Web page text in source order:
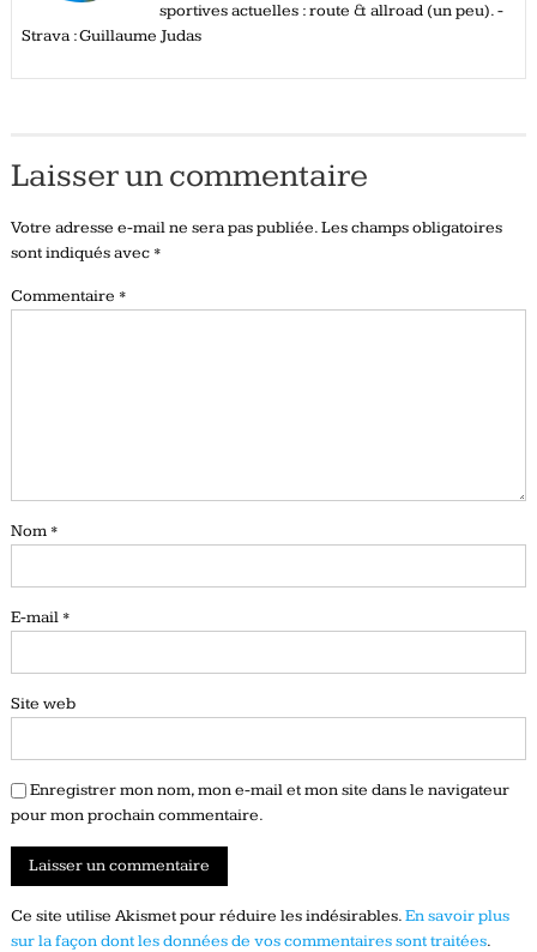
sportives actuelles : route & allroad (un peu). -
Strava : Guillaume Judas
Laisser un commentaire
Votre adresse e-mail ne sera pas publiée.Les champs obligatoires
sont indiqués avec *
Commentaire *
Nom *
E-mail *
Site web
Enregistrer mon nom, mon e-mail et mon site dans le navigateur
pour mon prochain commentaire.
Ce site utilise Akismet pour réduire les indésirables.En savoir plus
sur la façon dont les données de vos commentaires sont traitées.